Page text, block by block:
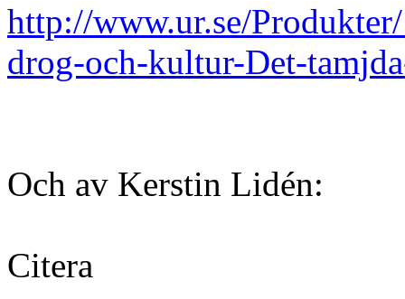
http://www.ur.se/
drog-och-kultur-Det-
Och av Kerstin Lidén:
Citera